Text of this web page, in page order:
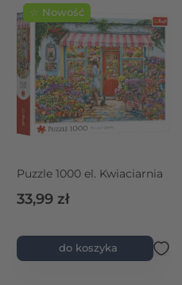
☆ Nowość
Puzzle 1000 el. Kwiaciarnia
33,99 zł
do koszyka